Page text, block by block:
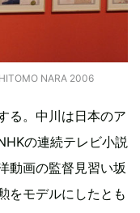
NARA 2006
る。中川は日本のア
の連続テレビ小説
動画の監督見習い坂
をモデルにしたとも